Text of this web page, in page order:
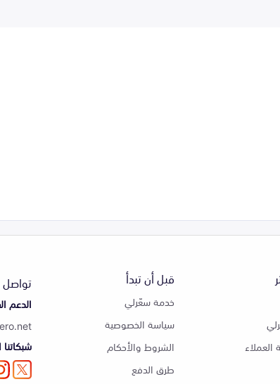
قبل أن تبدأ
خدمة سعّرلي
سياسة الخصوصية
الشروط والأحكام
طرق الدفع
الدعم